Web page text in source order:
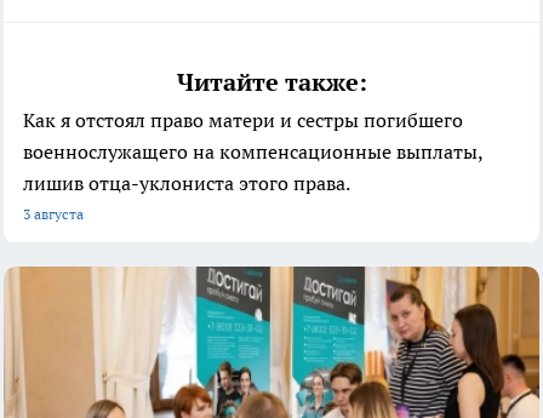
Читайте также:
Как я отстоял право матери и сестры погибшего
военнослужащего на компенсационные выплаты,
лишив отца-уклониста этого права.
3 августа